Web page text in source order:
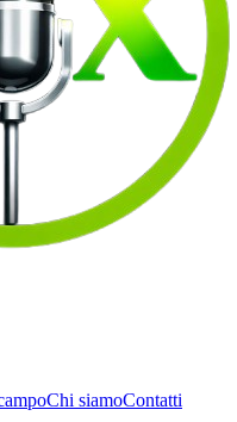
Chi siamoContatti